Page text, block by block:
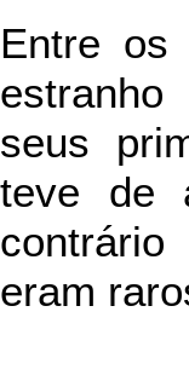
Entre os
seus
teve de
eram